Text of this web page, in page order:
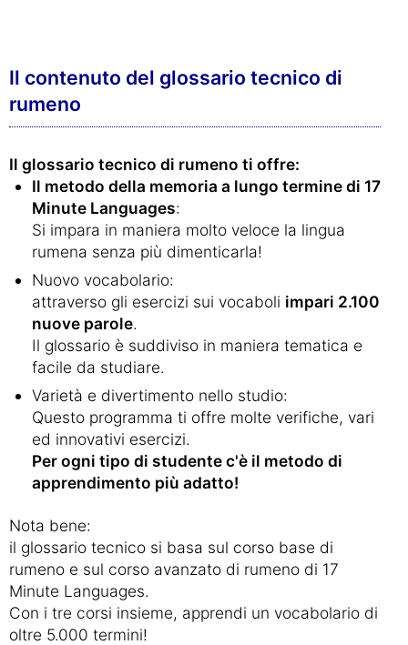
Il contenuto del glossario tecnico di
rumeno
Il glossario tecnico di rumeno ti offre:
Il metodo della memoria a lungo termine di 17
Minute Languages:
Si impara in maniera molto veloce la lingua
rumena senza più dimenticarla!
Nuovo vocabolario:
attraverso gli esercizi sui vocaboli impari 2.100
nuove parole.
Il glossario è suddiviso in maniera tematica e
facile da studiare.
Varietà e divertimento nello studio:
Questo programma ti offre molte verifiche, vari
ed innovativi esercizi.
Per ogni tipo di studente c'è il metodo di
apprendimento più adatto!
Nota bene:
il glossario tecnico si basa sul corso base di
rumeno e sul corso avanzato di rumeno di 17
Minute Languages.
Con i tre corsi insieme, apprendi un vocabolario di
oltre 5.000 termini!